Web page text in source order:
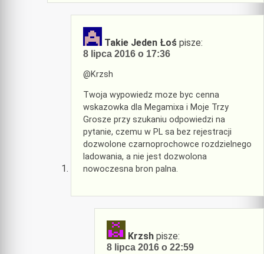
Takie Jeden Łoś pisze:
8 lipca 2016 o 17:36
@Krzsh
Twoja wypowiedz moze byc cenna
wskazowka dla Megamixa i Moje Trzy
Grosze przy szukaniu odpowiedzi na
pytanie, czemu w PL sa bez rejestracji
dozwolone czarnoprochowce rozdzielnego
ladowania, a nie jest dozwolona
nowoczesna bron palna.
Krzsh pisze:
8 lipca 2016 o 22:59